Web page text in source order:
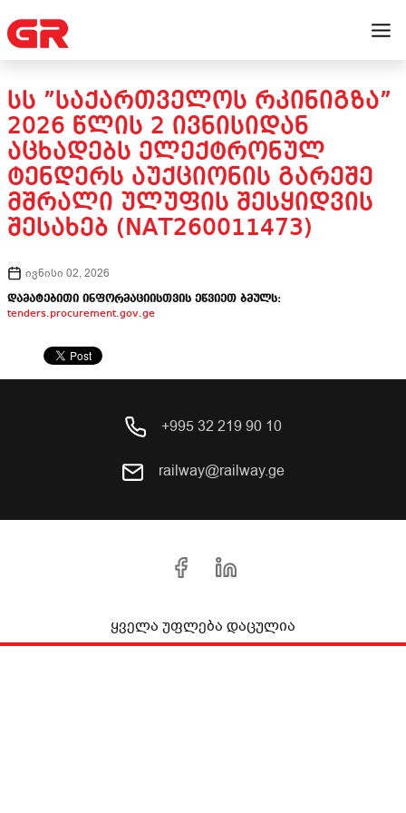
ᲡᲡ ”ᲡᲐᲥᲐᲠᲗᲕᲔᲚᲝᲡ ᲠᲙᲘᲜᲘᲒᲖᲐ”
2026 ᲬᲚᲘᲡ 2 ᲘᲕᲜᲘᲡᲘᲓᲐᲜ
ᲐᲪᲮᲐᲓᲔᲑᲡ ᲔᲚᲔᲥᲢᲠᲝᲜᲣᲚ
ᲢᲔᲜᲓᲔᲠᲡ ᲐᲣᲥᲪᲘᲝᲜᲘᲡ ᲒᲐᲠᲔᲨᲔ
ᲛᲨᲠᲐᲚᲘ ᲣᲚᲣᲤᲘᲡ ᲨᲔᲡᲧᲘᲓᲕᲘᲡ
ᲨᲔᲡᲐᲮᲔᲑ (NAT260011473)
ივნისი 02, 2026
დამატებითი ინფორმაციისთვის ეწვიეთ ბმულს:
tenders.procurement.gov.ge
+995 32 219 90 10
railway@railway.ge
ყველა უფლება დაცულია